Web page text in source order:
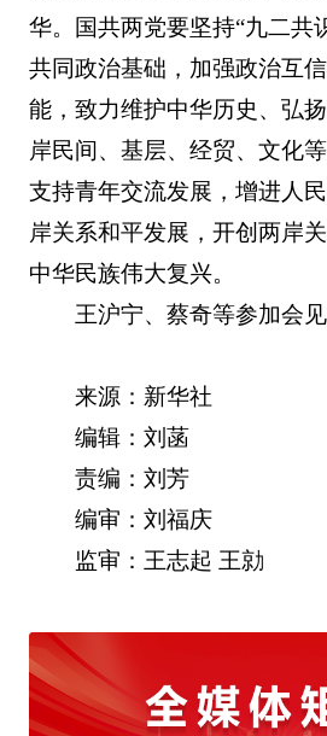
华。国共两党要坚持“九二共
共同政治基础，加强政治互
能，致力维护中华历史、弘
岸民间、基层、经贸、文化
支持青年交流发展，增进人
岸关系和平发展，开创两岸
中华民族伟大复兴。
王沪宁、蔡奇等参加会见
来源：新华社
编辑：刘菡
责编：刘芳
编审：刘福庆
监审：王志起 王勍